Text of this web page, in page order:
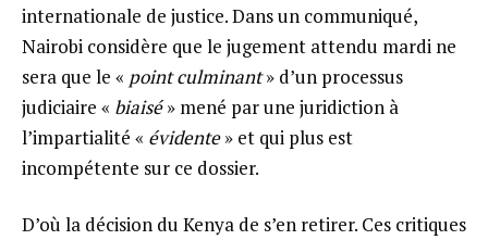
internationale de justice. Dans un communiqué,
Nairobi considère que le jugement attendu mardi ne
sera que le « point culminant» d’un processus
judiciaire « biaisé» mené par une juridiction à
l’impartialité « évidente» et qui plus est
incompétente sur ce dossier.
D’où la décision du Kenya de s’en retirer. Ces critiques